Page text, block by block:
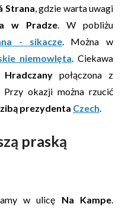
Strana, gdzie warta uwagi
w Pradze. W pobliżu
- sikacze. Można w
niemowlęta. Ciekawa
połączona z
okazji można rzucić
prezydenta Czech.
praską
w ulicę Na Kampe.